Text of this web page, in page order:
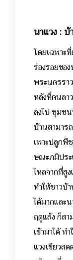
นาแวง :
โดยเฉพาะ
ร่องรอยขอ
พระนครรา
หลังที่คนลา
ลงไป ชุมช
บ้านสามาร
เพาะปลูกพื
ษณะภมิประ
ไหลจากที่สู
ทำให้ชาวบ้
ได้มากและ
ฤดูแล้ง ก็สา
เข้ามาได้
แวงเขียวส